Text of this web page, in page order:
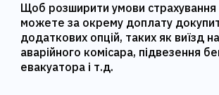
Щоб розширити умови
можете за окрему доплату
додаткових опцій, таких як виїзд
аварійного комісара, підвезення
евакуатора і т.д.